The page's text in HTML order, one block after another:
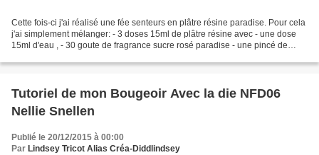
Cette fois-ci j'ai réalisé une fée senteurs en plâtre résine paradise. Pour cela
j'ai simplement mélanger: - 3 doses 15ml de plâtre résine avec - une dose
15ml d'eau , - 30 goute de fragrance sucre rosé paradise - une pincé de
Tutoriel de mon Bougeoir Avec la die NFD06
Nellie Snellen
Publié le 20/12/2015 à 00:00
Par Lindsey Tricot Alias Créa-Diddlindsey